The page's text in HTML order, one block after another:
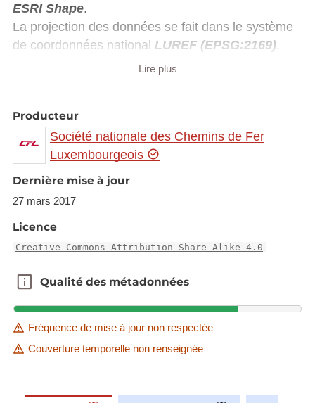
ESRI Shape.
La projection des données se fait dans le système
de coordonnées national LUREF (EPSG:2169).
Les données sont d'autre part disponibles en
La projection des données se fait alors dans le
système de coordonnéesWGS84 (EPSG:4326)
Lire plus
Producteur
Société nationale des Chemins de Fer
Luxembourgeois
Dernière mise à jour
27 mars 2017
Licence
Creative Commons Attribution Share-Alike 4.0
Qualité des métadonnées
Qualité des métadonnées
Fréquence de mise à jour non respectée
Couverture temporelle non renseignée